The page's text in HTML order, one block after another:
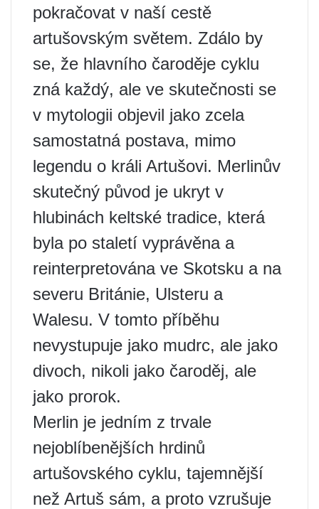
pokračovat v naší cestě
artušovským světem. Zdálo by
se, že hlavního čaroděje cyklu
zná každý, ale ve skutečnosti se
v mytologii objevil jako zcela
samostatná postava, mimo
legendu o králi Artušovi. Merlinův
skutečný původ je ukryt v
hlubinách keltské tradice, která
byla po staletí vyprávěna a
reinterpretována ve Skotsku a na
severu Británie, Ulsteru a
Walesu. V tomto příběhu
nevystupuje jako mudrc, ale jako
divoch, nikoli jako čaroděj, ale
jako prorok.
Merlin je jedním z trvale
nejoblíbenějších hrdinů
artušovského cyklu, tajemnější
než Artuš sám, a proto vzrušuje